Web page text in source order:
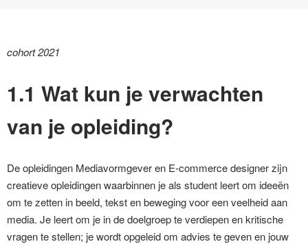
cohort 2021
1.1 Wat kun je verwachten
van je opleiding?
De opleidingen Mediavormgever en E-commerce designer zijn
creatieve opleidingen waarbinnen je als student leert om ideeën
om te zetten in beeld, tekst en beweging voor een veelheid aan
media. Je leert om je in de doelgroep te verdiepen en kritische
vragen te stellen; je wordt opgeleid om advies te geven en jouw